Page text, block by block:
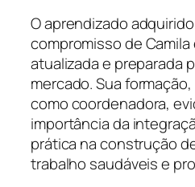
O aprendizado
compromisso de
atualizada e preparada
mercado. Sua
como coordenadora,
importância da
prática na construção
trabalho saudáveis e